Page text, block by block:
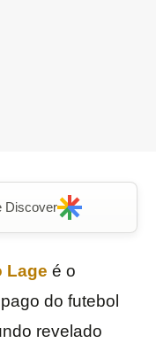
Discover
Lage é o
do futebol
revelado